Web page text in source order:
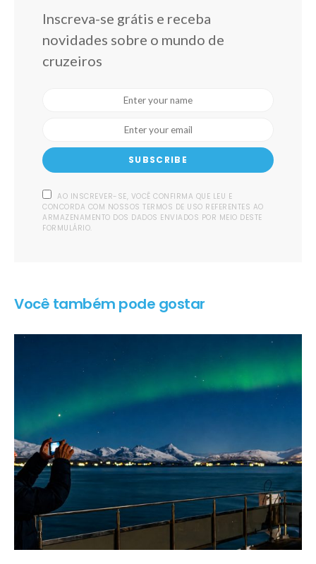
Inscreva-se grátis e receba
novidades sobre o mundo de
cruzeiros
SUBSCRIBE
AO INSCREVER-SE, VOCÊ CONFIRMA QUE LEU E
CONCORDA COM NOSSOS TERMOS DE USO REFERENTES AO
ARMAZENAMENTO DOS DADOS ENVIADOS POR MEIO DESTE
FORMULÁRIO.
Você também pode gostar